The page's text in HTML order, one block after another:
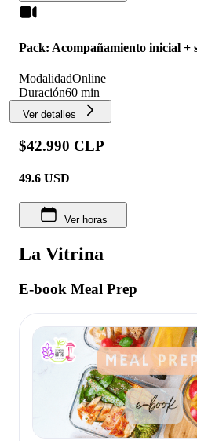
Pack: Acompañamiento inicial +
ModalidadOnline
Duración60 min
Ver detalles
$42.990 CLP
49.6 USD
Ver horas
La Vitrina
E-book Meal Prep